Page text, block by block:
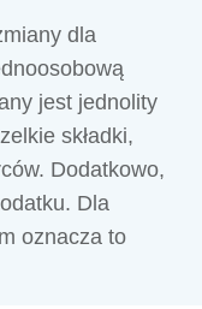
dla
jest jednolity
składki,
Dodatkowo,
Dla
oznacza to